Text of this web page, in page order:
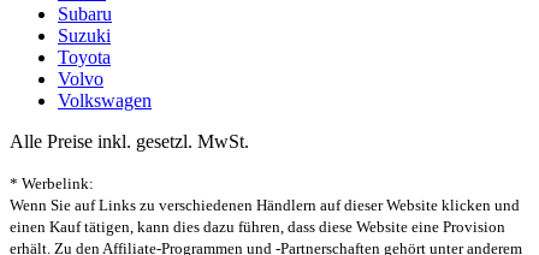
Subaru
Suzuki
Toyota
Volvo
Volkswagen
Alle Preise inkl. gesetzl. MwSt.
* Werbelink:
Wenn Sie auf Links zu verschiedenen Händlern auf dieser Website klicken und
einen Kauf tätigen, kann dies dazu führen, dass diese Website eine Provision
erhält. Zu den Affiliate-Programmen und -Partnerschaften gehört unter anderem